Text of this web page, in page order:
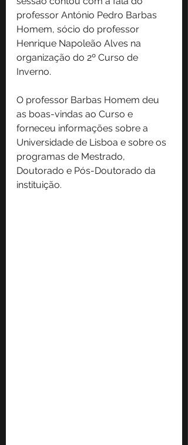
professor António Pedro Barbas
Homem, sócio do professor
Henrique Napoleão Alves na
organização do 2º Curso de
Inverno.
O professor Barbas Homem deu
as boas-vindas ao Curso e
forneceu informações sobre a
Universidade de Lisboa e sobre os
programas de Mestrado,
Doutorado e Pós-Doutorado da
instituição.